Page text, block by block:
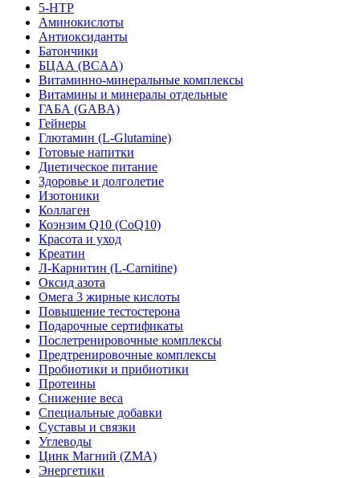
5-HTP
Аминокислоты
Антиоксиданты
Батончики
БЦАА (BCAA)
Витаминно-минеральные комплексы
Витамины и минералы отдельные
ГАБА (GABA)
Гейнеры
Глютамин (L-Glutamine)
Готовые напитки
Диетическое питание
Здоровье и долголетие
Изотоники
Коллаген
Коэнзим Q10 (CoQ10)
Красота и уход
Креатин
Л-Карнитин (L-Сarnitine)
Оксид азота
Омега 3 жирные кислоты
Повышение тестостерона
Подарочные сертификаты
Послетренировочные комплексы
Предтренировочные комплексы
Пробиотики и прибиотики
Протеины
Снижение веса
Специальные добавки
Суставы и связки
Углеводы
Цинк Магний (ZMA)
Энергетики